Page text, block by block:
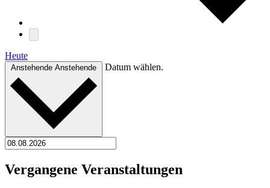
Heute
Anstehende Anstehende Datum wählen.
Vergangene Veranstaltungen